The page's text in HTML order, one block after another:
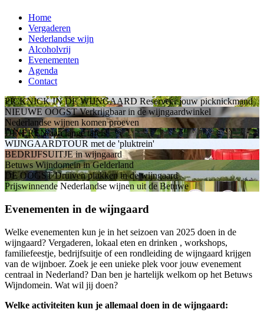
Home
Vergaderen
Nederlandse wijn
Alcoholvrij
Evenementen
Agenda
Contact
PICKNICK IN DE WIJNGAARD Reserveer jouw picknickmand
NIEUWE OOGST Verkrijgbaar in de wijngaardwinkel
Nederlandse wijnen komen proeven
DINEREN aan lange tafels
WIJNGAARDTOUR met de 'pluktrein'
BEDRIJFSUITJE in wijngaard
Betuws Wijndomein in Gelderland
DE OOGST Druiven plukken in de wijngaard
Prijswinnende Nederlandse wijnen uit de Betuwe
Evenementen in de wijngaard
Welke evenementen kun je in het seizoen van 2025 doen in de
wijngaard? Vergaderen, lokaal eten en drinken , workshops,
familiefeestje, bedrijfsuitje of een rondleiding de wijngaard krijgen
van de wijnboer. Zoek je een unieke plek voor jouw evenement
centraal in Nederland? Dan ben je hartelijk welkom op het Betuws
Wijndomein. Wat wil jij doen?
Welke activiteiten kun je allemaal doen in de wijngaard: